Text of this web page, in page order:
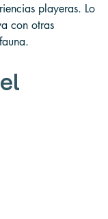
playeras. Lo
con otras